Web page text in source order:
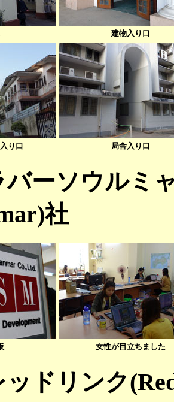
建物入り口
り口 局舎入り口
バーソウルミ
社
女性が目立ちました
ッドリンク